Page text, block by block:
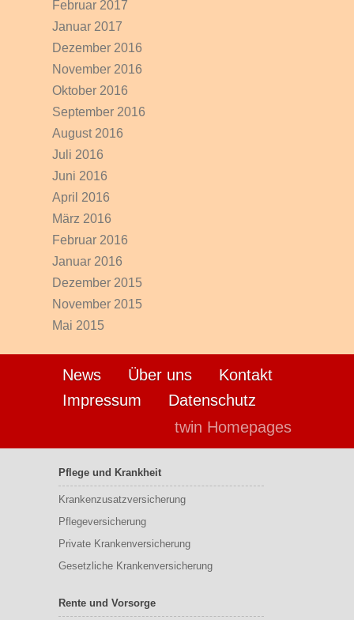
Februar 2017
Januar 2017
Dezember 2016
November 2016
Oktober 2016
September 2016
August 2016
Juli 2016
Juni 2016
April 2016
März 2016
Februar 2016
Januar 2016
Dezember 2015
November 2015
Mai 2015
News Über uns
Kontakt
Impressum
Datenschutz
twin Homepages
Pflege und Krankheit
Krankenzusatzversicherung
Pflegeversicherung
Private Krankenversicherung
Gesetzliche Krankenversicherung
Rente und Vorsorge